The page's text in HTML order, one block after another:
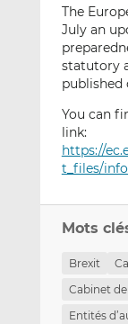
The
July an
statutory
published
You can
link:
https://
t_files/
Mots
Brexit
Cabinet
Entités